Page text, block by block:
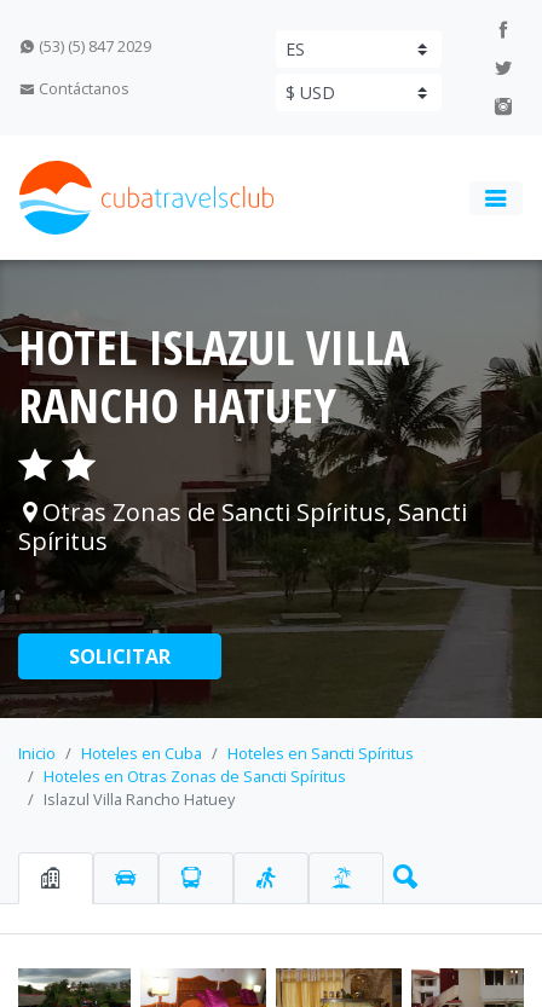
(53) (5) 847 2029
Contáctanos
HOTEL ISLAZUL VILLA
RANCHO HATUEY
Otras Zonas de Sancti Spíritus, Sancti
Spíritus
SOLICITAR
Inicio Hoteles en Cuba
Hoteles en Sancti Spíritus
Hoteles en Otras Zonas de Sancti Spíritus
Islazul Villa Rancho Hatuey